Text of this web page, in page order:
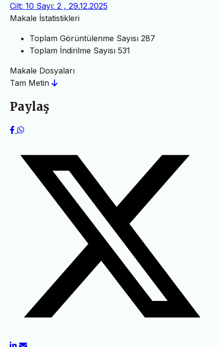
Cilt: 10 Sayı: 2 , 29.12.2025
Makale İstatistikleri
Toplam Görüntülenme Sayısı 287
Toplam İndirilme Sayısı 531
Makale Dosyaları
Tam Metin
Paylaş